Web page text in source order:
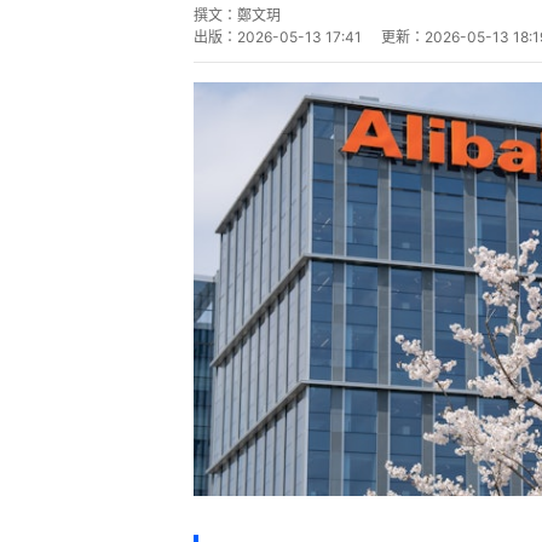
撰文： 鄭文玥
出版： 2026-05-13 17:41 更新： 2026-05-13